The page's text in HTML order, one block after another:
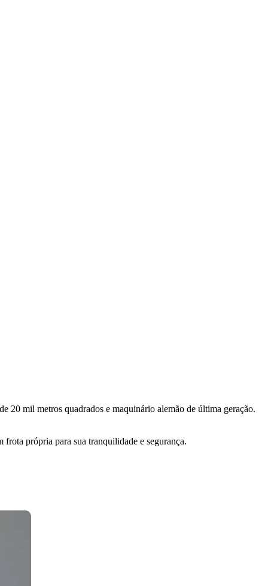
20 mil metros quadrados e maquinário alemão de última geração.
frota própria para sua tranquilidade e segurança.